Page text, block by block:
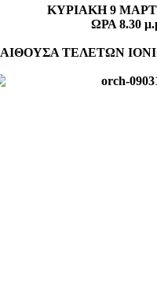
ΚΥΡΙΑΚΗ 9
ΩΡΑ 8.30
ΑΙΘΟΥΣΑ ΤΕΛΕΤΩΝ